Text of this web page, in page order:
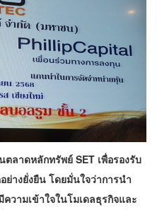
ตลาดหลักทรัพย์ SET เพื่อรองรับ
ย่างยั่งยืน โดยมั่นใจว่าการนำ
วามเข้าใจในโมเดลธุรกิจและ